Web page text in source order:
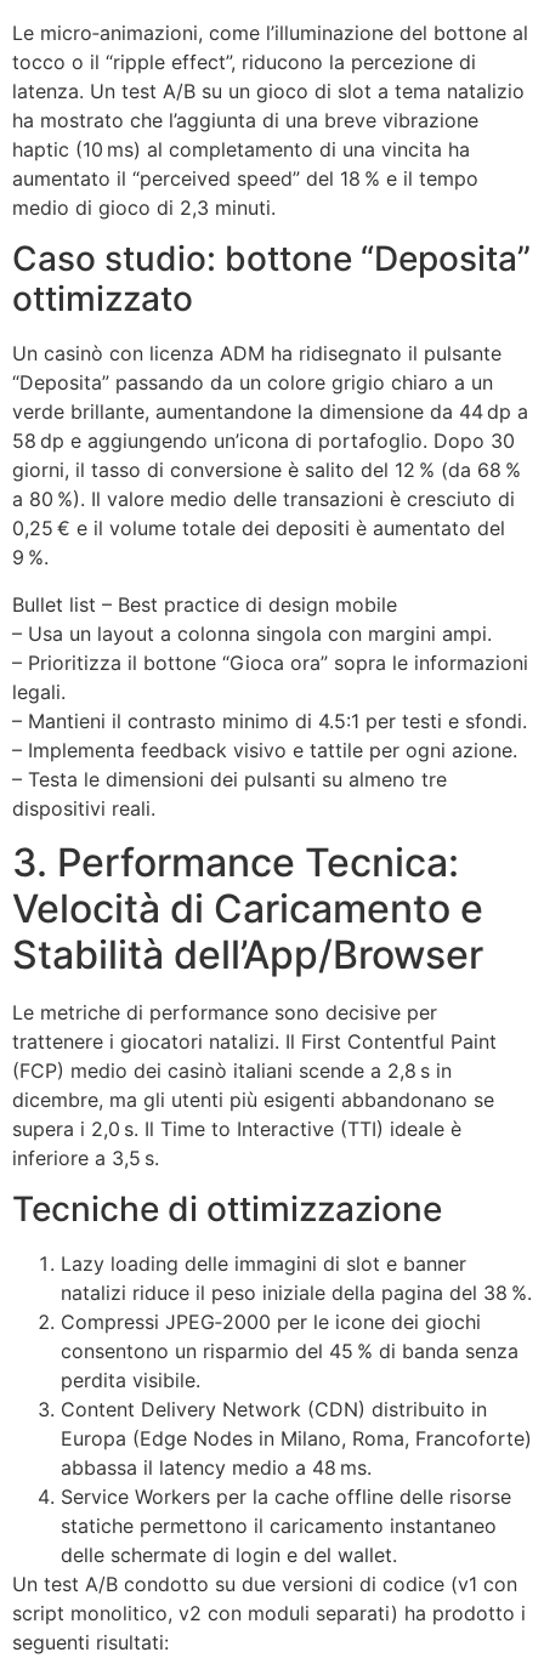
Le micro‑animazioni, come l’illuminazione del bottone al
tocco o il “ripple effect”, riducono la percezione di
latenza. Un test A/B su un gioco di slot a tema natalizio
ha mostrato che l’aggiunta di una breve vibrazione
haptic (10 ms) al completamento di una vincita ha
aumentato il “perceived speed” del 18 % e il tempo
medio di gioco di 2,3 minuti.
Caso studio: bottone “Deposita”
ottimizzato
Un casinò con licenza ADM ha ridisegnato il pulsante
“Deposita” passando da un colore grigio chiaro a un
verde brillante, aumentandone la dimensione da 44 dp a
58 dp e aggiungendo un’icona di portafoglio. Dopo 30
giorni, il tasso di conversione è salito del 12 % (da 68 %
a 80 %). Il valore medio delle transazioni è cresciuto di
0,25 € e il volume totale dei depositi è aumentato del
9 %.
Bullet list – Best practice di design mobile
– Usa un layout a colonna singola con margini ampi.
– Prioritizza il bottone “Gioca ora” sopra le informazioni
legali.
– Mantieni il contrasto minimo di 4.5:1 per testi e sfondi.
– Implementa feedback visivo e tattile per ogni azione.
– Testa le dimensioni dei pulsanti su almeno tre
dispositivi reali.
3. Performance Tecnica:
Velocità di Caricamento e
Stabilità dell’App/Browser
Le metriche di performance sono decisive per
trattenere i giocatori natalizi. Il First Contentful Paint
(FCP) medio dei casinò italiani scende a 2,8 s in
dicembre, ma gli utenti più esigenti abbandonano se
supera i 2,0 s. Il Time to Interactive (TTI) ideale è
inferiore a 3,5 s.
Tecniche di ottimizzazione
Lazy loading delle immagini di slot e banner
natalizi riduce il peso iniziale della pagina del 38 %.
Compressi JPEG‑2000 per le icone dei giochi
consentono un risparmio del 45 % di banda senza
perdita visibile.
Content Delivery Network (CDN) distribuito in
Europa (Edge Nodes in Milano, Roma, Francoforte)
abbassa il latency medio a 48 ms.
Service Workers per la cache offline delle risorse
statiche permettono il caricamento instantaneo
delle schermate di login e del wallet.
Un test A/B condotto su due versioni di codice (v1 con
script monolitico, v2 con moduli separati) ha prodotto i
seguenti risultati: